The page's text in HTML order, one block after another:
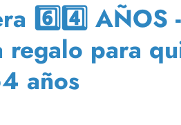
6️⃣4️⃣ AÑOS
para
años